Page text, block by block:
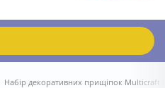
Набір декоративних прищіпок Multicraft